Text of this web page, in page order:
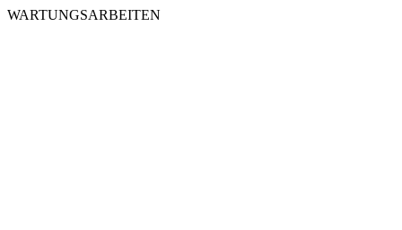
WARTUNGSARBEITEN